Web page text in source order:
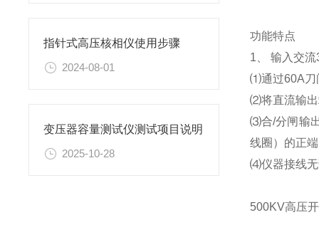
指针式高压核相仪使用步骤
2024-08-01
变压器容量测试仪测试项目说明
2025-10-28
功能特点
1、 输入交
⑴通过60A刀
⑵将直流输出
⑶合/分闸输
线圈）的正
⑷仪器接线无
500KV高压